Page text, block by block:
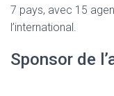
7 pays, avec 15
l’international.
Sponsor de